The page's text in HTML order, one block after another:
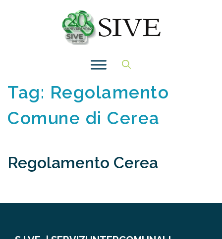
Tag: Regolamento
Comune di Cerea
Regolamento Cerea